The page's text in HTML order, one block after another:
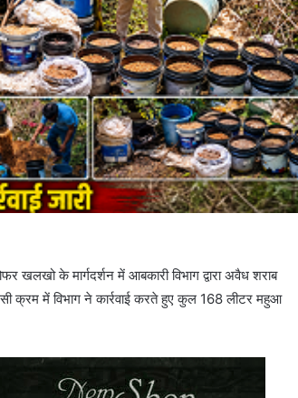
के मार्गदर्शन में आबकारी विभाग द्वारा अवैध शराब
क्रम में विभाग ने कार्रवाई करते हुए कुल 168 लीटर महुआ